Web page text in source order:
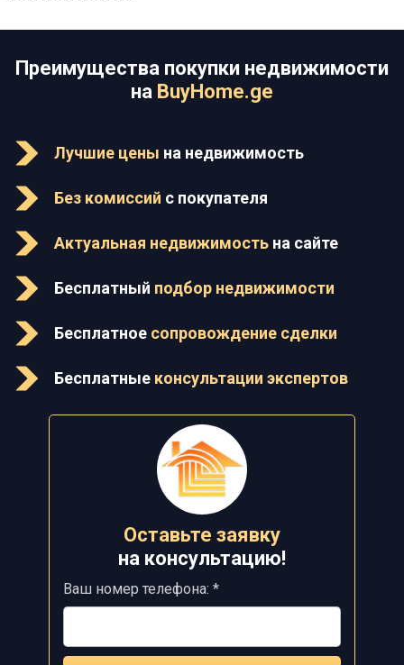
Преимущества покупки недвижимости
на BuyHome.ge
Лучшие цены на недвижимость
Без комиссий с покупателя
Актуальная недвижимость на сайте
Бесплатный подбор недвижимости
Бесплатное сопровождение сделки
Бесплатные консультации экспертов
Оставьте заявку
на консультацию!
Ваш номер телефона: *